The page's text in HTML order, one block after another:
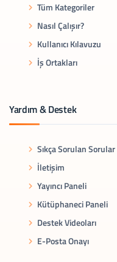
Tüm Kategoriler
Nasıl Çalışır?
Kullanıcı Kılavuzu
İş Ortakları
Yardım & Destek
Sıkça Sorulan Sorular
İletişim
Yayıncı Paneli
Kütüphaneci Paneli
Destek Videoları
E-Posta Onayı